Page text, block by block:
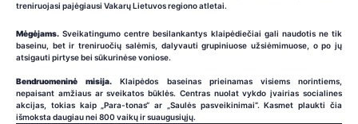
treniruojasi pajėgiausi Vakarų Lietuvos regiono atletai.
Mėgėjams. Sveikatingumo centre besilankantys klaipėdiečiai gali naudotis ne tik
baseinu, bet ir treniruočių salėmis, dalyvauti grupiniuose užsiėmimuose, o po jų
atsigauti pirtyse bei sūkurinėse voniose.
Bendruomeninė misija. Klaipėdos baseinas prieinamas visiems norintiems,
nepaisant amžiaus ar sveikatos būklės. Centras nuolat vykdo įvairias socialines
akcijas, tokias kaip „Para-tonas“ ar „Saulės pasveikinimai“. Kasmet plaukti čia
išmoksta daugiau nei 800 vaikų ir suaugusiųjų.